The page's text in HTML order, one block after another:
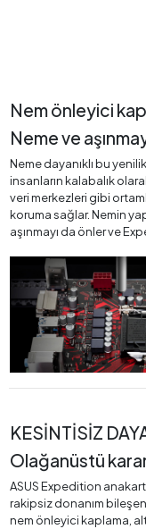
Nem önleyici
Neme ve
Neme dayanıklı bu
insanların kalabalık
veri merkezleri gibi
koruma sağlar. Nemin
aşınmayı da önler ve
KESİNTİSİZ
Olağanüstü
ASUS Expedition
rakipsiz donanım
nem önleyici kaplama,